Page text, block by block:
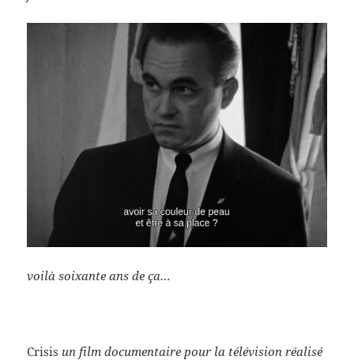
voilà soixante ans de ça…
Crisis un film documentaire pour la télévision réalisé